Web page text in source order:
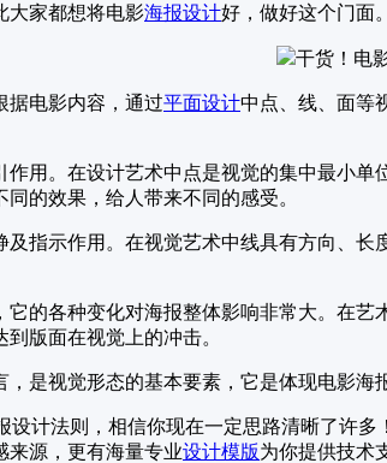
大家都想将电影海报设计好，做好这个门面
据电影内容，通过平面设计中点、线、面等
作用。在设计艺术中点是视觉的集中最小
的效果，给人带来不同的感受。
指示作用。在视觉艺术中线具有方向、
的各种变化对海报整体影响非常大。在
版面在视觉上的冲击。
，是视觉形态的基本要素，它是体现电影
设计法则，相信你现在一定思路清晰了许
来源，更有海量专业设计模版为你提供技术